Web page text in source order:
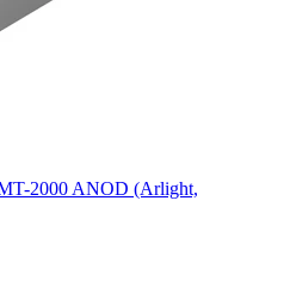
2000 ANOD (Arlight,